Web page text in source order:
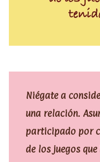
Niégate a
una relación.
participado por
de los juegos